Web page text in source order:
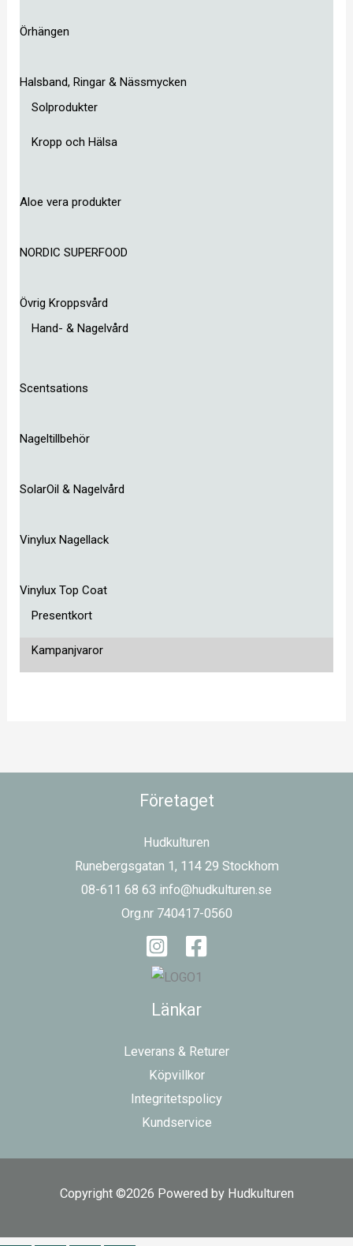
Örhängen
Halsband, Ringar & Nässmycken
Solprodukter
Kropp och Hälsa
Aloe vera produkter
NORDIC SUPERFOOD
Övrig Kroppsvård
Hand- & Nagelvård
Scentsations
Nageltillbehör
SolarOil & Nagelvård
Vinylux Nagellack
Vinylux Top Coat
Presentkort
Kampanjvaror
Företaget
Hudkulturen
Runebergsgatan 1, 114 29 Stockhom
08-611 68 63 info@hudkulturen.se
Org.nr 740417-0560
Länkar
Leverans & Returer
Köpvillkor
Integritetspolicy
Kundservice
Copyright ©2026 Powered by Hudkulturen